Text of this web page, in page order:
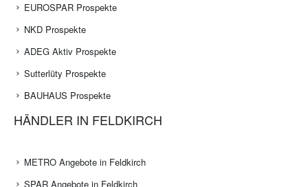
EUROSPAR Prospekte
NKD Prospekte
ADEG Aktiv Prospekte
Sutterlüty Prospekte
BAUHAUS Prospekte
HÄNDLER IN FELDKIRCH
METRO Angebote in Feldkirch
SPAR Angebote in Feldkirch